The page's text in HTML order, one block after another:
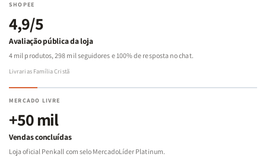
SHOPEE
4,9/5
Avaliação pública da loja
4 mil produtos, 298 mil seguidores e 100% de resposta no chat.
Livrarias Família Cristã
MERCADO LIVRE
+50 mil
Vendas concluídas
Loja oficial Penkall com selo MercadoLíder Platinum.